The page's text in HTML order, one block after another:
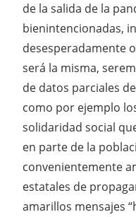
de la salida de la
bienintencionadas,
desesperadamente
será la misma,
de datos parciales
como por ejemplo
solidaridad social
en parte de la
convenientemente
estatales de
amarillos mensajes